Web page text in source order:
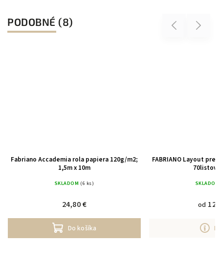
PODOBNÉ (8) Previous
Fabriano Accademia rola papiera 120g/m2;
1,5m x 10m
SKLADOM (6 ks)
24,80 €
Do košíka
FABRIANO Layout
od
Next